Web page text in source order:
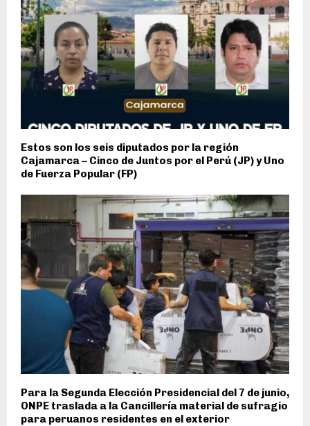
Estos son los seis diputados por la región
Cajamarca – Cinco de Juntos por el Perú (JP) y Uno
de Fuerza Popular (FP)
Para la Segunda Elección Presidencial del 7 de junio,
ONPE traslada a la Cancillería material de sufragio
para peruanos residentes en el exterior